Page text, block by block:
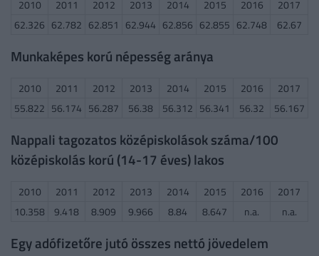
2010 2011 2012 2013 2014 2015 2016
2017
62.326 62.782 62.851 62.944 62.856 62.855 62.748 62.67
Munkaképes korú népesség aránya
2010 2011 2012 2013 2014 2015 2016
2017
55.822 56.174 56.287 56.38 56.312 56.341 56.32 56.167
Nappali tagozatos középiskolások száma/100
középiskolás korú (14-17 éves) lakos
2010 2011 2012 2013 2014 2015 2016
2017
10.358
9.418 8.909 9.966 8.84 8.647 n.a. n.a.
Egy adófizetőre jutó összes nettó jövedelem